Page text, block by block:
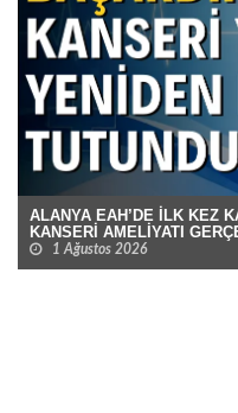
ALANYA EAH’DE İLK KEZ
KANSERİ AMELİYATI
1 Ağustos 2026